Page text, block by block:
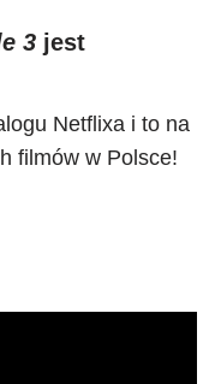
3 jest
Netflixa i to na
filmów w Polsce!